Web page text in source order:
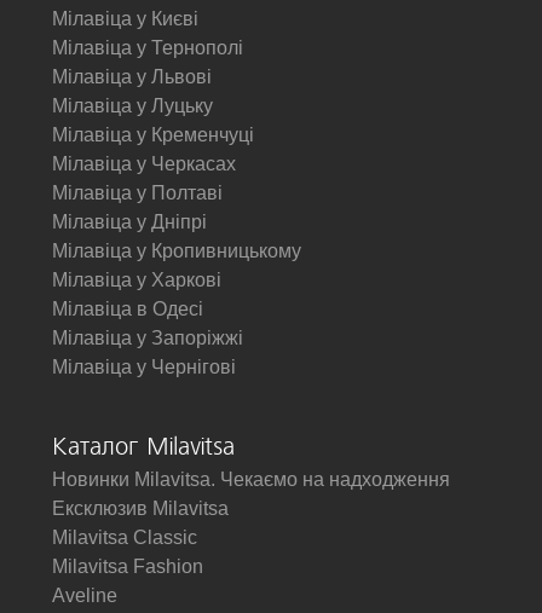
Мілавіца у Києві
Мілавіца у Тернополі
Мілавіца у Львові
Мілавіца у Луцьку
Мілавіца у Кременчуці
Мілавіца у Черкасах
Мілавіца у Полтаві
Мілавіца у Дніпрі
Мілавіца у Кропивницькому
Мілавіца у Харкові
Мілавіца в Одесі
Мілавіца у Запоріжжі
Мілавіца у Чернігові
Каталог Milavitsa
Новинки Milavitsa. Чекаємо на надходження
Ексклюзив Milavitsa
Milavitsa Classic
Milavitsa Fashion
Aveline